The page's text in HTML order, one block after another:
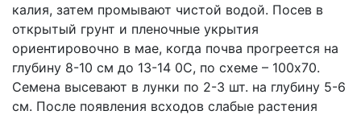
калия, затем промывают чистой водой. Посев в
открытый грунт и пленочные укрытия
ориентировочно в мае, когда почва прогреется на
глубину 8-10 см до 13-14 0С, по схеме – 100х70.
Семена высевают в лунки по 2-3 шт. на глубину 5-6
см. После появления всходов слабые растения